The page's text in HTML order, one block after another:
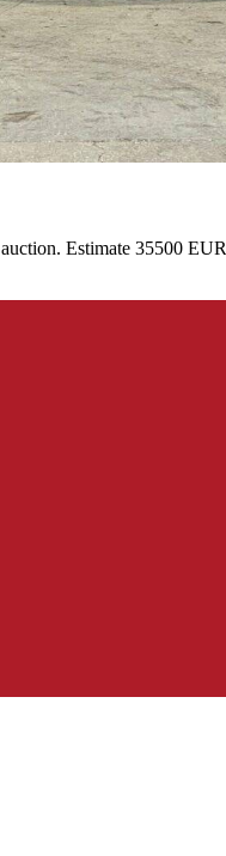
Estimate 35500 EUR